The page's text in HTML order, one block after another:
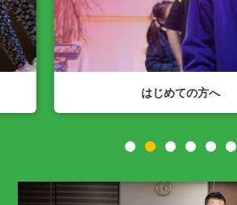
SPACE N公式Instagram
1 2 3 4 5